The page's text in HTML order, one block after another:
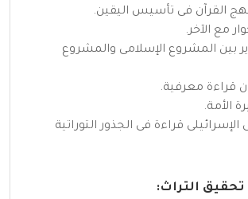
بين المشروع الإسلامى والمشروع
تحقيق التراث: